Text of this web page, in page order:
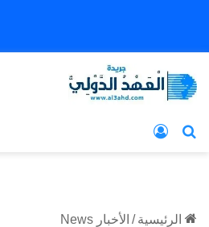
بحث عن
الرئيسية / الأخبار News